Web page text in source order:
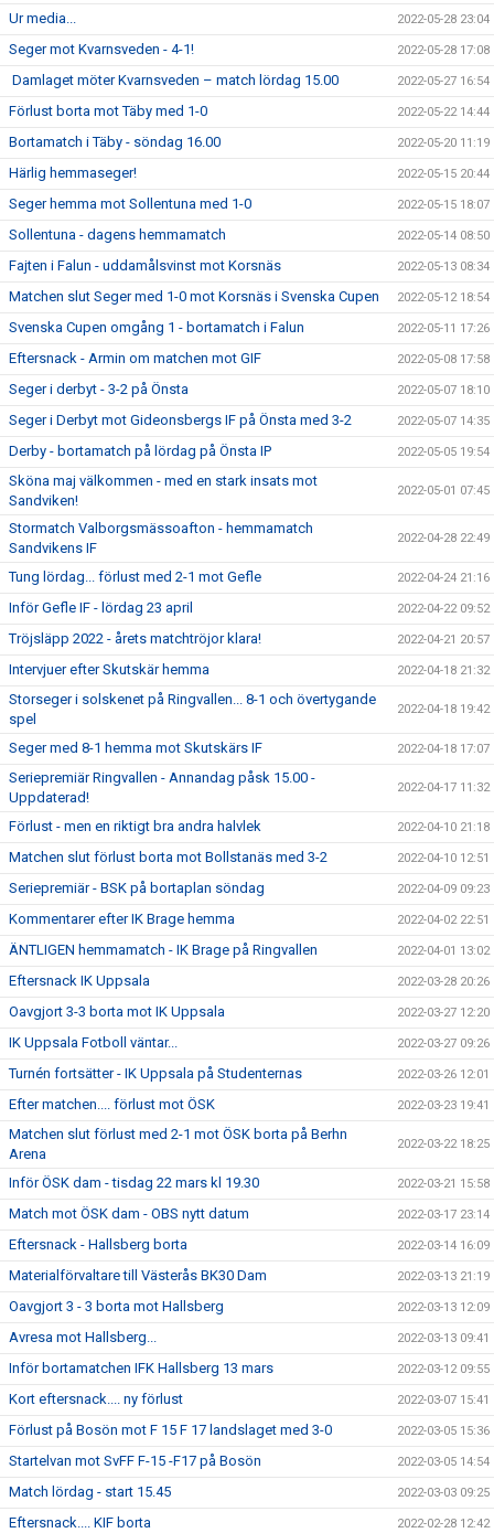
Ur media... 2022-05-28 23:04
Seger mot Kvarnsveden - 4-1! 2022-05-28 17:08
Damlaget möter Kvarnsveden – match lördag 15.00 2022-05-27 16:54
Förlust borta mot Täby med 1-0 2022-05-22 14:44
Bortamatch i Täby - söndag 16.00 2022-05-20 11:19
Härlig hemmaseger! 2022-05-15 20:44
Seger hemma mot Sollentuna med 1-0 2022-05-15 18:07
Sollentuna - dagens hemmamatch 2022-05-14 08:50
Fajten i Falun - uddamålsvinst mot Korsnäs 2022-05-13 08:34
Matchen slut Seger med 1-0 mot Korsnäs i Svenska Cupen 2022-05-12 18:54
Svenska Cupen omgång 1 - bortamatch i Falun 2022-05-11 17:26
Eftersnack - Armin om matchen mot GIF 2022-05-08 17:58
Seger i derbyt - 3-2 på Önsta 2022-05-07 18:10
Seger i Derbyt mot Gideonsbergs IF på Önsta med 3-2 2022-05-07 14:35
Derby - bortamatch på lördag på Önsta IP 2022-05-05 19:54
Sköna maj välkommen - med en stark insats mot
Sandviken!
2022-05-01 07:45
Stormatch Valborgsmässoafton - hemmamatch
Sandvikens IF
2022-04-28 22:49
Tung lördag... förlust med 2-1 mot Gefle 2022-04-24 21:16
Inför Gefle IF - lördag 23 april 2022-04-22 09:52
Tröjsläpp 2022 - årets matchtröjor klara! 2022-04-21 20:57
Intervjuer efter Skutskär hemma 2022-04-18 21:32
Storseger i solskenet på Ringvallen... 8-1 och övertygande
spel
2022-04-18 19:42
Seger med 8-1 hemma mot Skutskärs IF 2022-04-18 17:07
Seriepremiär Ringvallen - Annandag påsk 15.00 -
Uppdaterad!
2022-04-17 11:32
Förlust - men en riktigt bra andra halvlek 2022-04-10 21:18
Matchen slut förlust borta mot Bollstanäs med 3-2 2022-04-10 12:51
Seriepremiär - BSK på bortaplan söndag 2022-04-09 09:23
Kommentarer efter IK Brage hemma 2022-04-02 22:51
ÄNTLIGEN hemmamatch - IK Brage på Ringvallen 2022-04-01 13:02
Eftersnack IK Uppsala 2022-03-28 20:26
Oavgjort 3-3 borta mot IK Uppsala 2022-03-27 12:20
IK Uppsala Fotboll väntar... 2022-03-27 09:26
Turnén fortsätter - IK Uppsala på Studenternas 2022-03-26 12:01
Efter matchen.... förlust mot ÖSK 2022-03-23 19:41
Matchen slut förlust med 2-1 mot ÖSK borta på Berhn
Arena
2022-03-22 18:25
Inför ÖSK dam - tisdag 22 mars kl 19.30 2022-03-21 15:58
Match mot ÖSK dam - OBS nytt datum 2022-03-17 23:14
Eftersnack - Hallsberg borta 2022-03-14 16:09
Materialförvaltare till Västerås BK30 Dam 2022-03-13 21:19
Oavgjort 3 - 3 borta mot Hallsberg 2022-03-13 12:09
Avresa mot Hallsberg... 2022-03-13 09:41
Inför bortamatchen IFK Hallsberg 13 mars 2022-03-12 09:55
Kort eftersnack.... ny förlust 2022-03-07 15:41
Förlust på Bosön mot F 15 F 17 landslaget med 3-0 2022-03-05 15:36
Startelvan mot SvFF F-15 -F17 på Bosön 2022-03-05 14:54
Match lördag - start 15.45 2022-03-03 09:25
Eftersnack.... KIF borta 2022-02-28 12:42